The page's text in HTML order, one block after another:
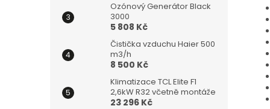
Ozónový Generátor Black
3000
5 808 Kč
Čistička vzduchu Haier 500
m3/h
8 500 Kč
Klimatizace TCL Elite F1
2,6kW R32 včetně montáže
23 296 Kč